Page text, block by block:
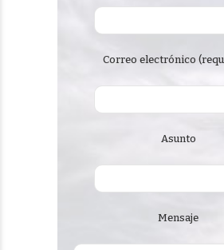
Correo electrónico
Asunto
Mensaje